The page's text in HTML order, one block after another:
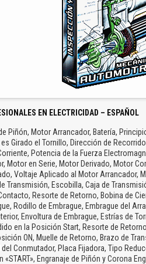
EN ELECTRICIDAD – ESPAÑOL
Piñón, Motor Arrancador, Batería,
Girado el Tornillo, Dirección de
Potencia de la Fuerza
Motor en Serie, Motor Derivado, Motor
Voltaje Aplicado al Motor Arrancador,
Transmisión, Escobilla, Caja de
Resorte de Retorno, Bobina de
Rodillo de Embrague, Embrague del
Envoltura de Embrague, Estrías de
en la Posición Start, Resorte de
ON, Muelle de Retorno, Brazo de
Conmutador, Placa Fijadora, Tipo
Engranaje de Piñón y Corona